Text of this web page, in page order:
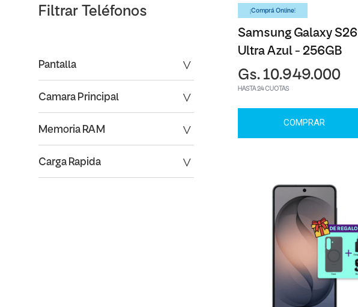
Filtrar Teléfonos
Pantalla
Carga Rapida
Camara Principal
Memoria RAM
¡Comprá Online!
Samsung Galaxy S26
Ultra Azul - 256GB
Gs. 10.949.000
HASTA 24 CUOTAS
COMPRAR